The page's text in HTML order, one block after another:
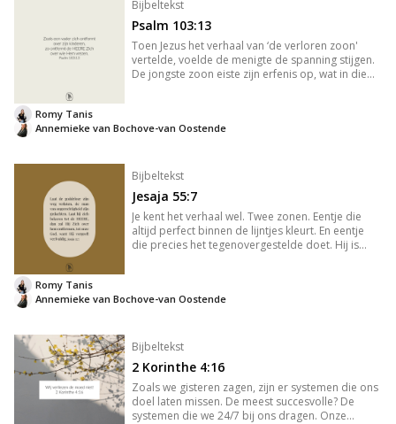
Bijbeltekst
Psalm 103:13
Toen Jezus het verhaal van ‘de verloren zoon'
vertelde, voelde de menigte de spanning stijgen.
De jongste zoon eiste zijn erfenis op, wat in die
Annemieke van Bochove-van Oostende
Romy Tanis
Bijbeltekst
Jesaja 55:7
Je kent het verhaal wel. Twee zonen. Eentje die
altijd perfect binnen de lijntjes kleurt. En eentje
die precies het tegenovergestelde doet. Hij is
Annemieke van Bochove-van Oostende
Romy Tanis
Bijbeltekst
2 Korinthe 4:16
Zoals we gisteren zagen, zijn er systemen die ons
doel laten missen. De meest succesvolle? De
systemen die we 24/7 bij ons dragen. Onze